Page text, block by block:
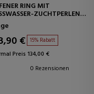
RING MIT
ZUCHTPERLEN U
163146C01
€ 15% Rabatt
Preis 134,00 €
0 Rezensionen